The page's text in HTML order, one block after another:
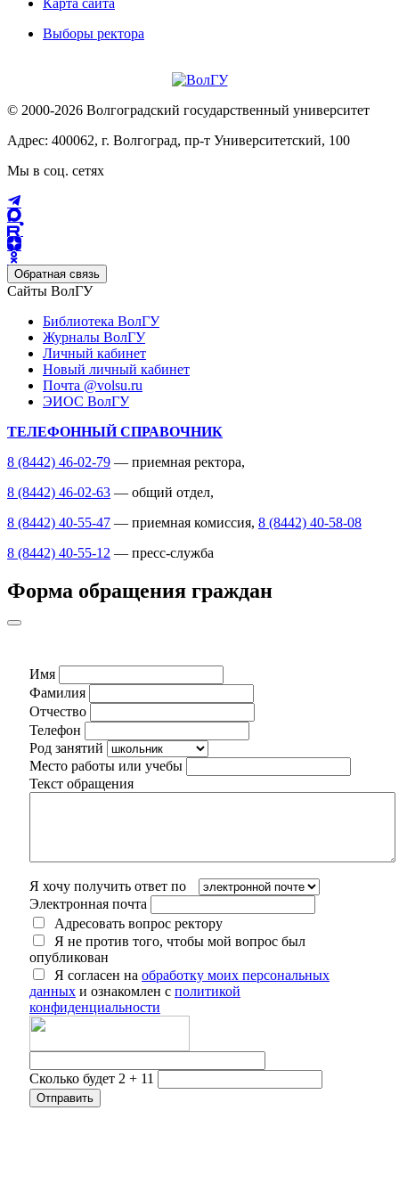
Выборы ректора
© 2000-2026 Волгоградский государственный университет
Адрес: 400062, г. Волгоград, пр-т Университетский, 100
Мы в соц. сетях
Обратная связь
Сайты ВолГУ
Библиотека ВолГУ
Журналы ВолГУ
Личный кабинет
Новый личный кабинет
Почта @volsu.ru
ЭИОС ВолГУ
ТЕЛЕФОННЫЙ СПРАВОЧНИК
8 (8442) 46-02-79 — приемная ректора,
8 (8442) 46-02-63 — общий отдел,
8 (8442) 40-55-47 — приемная комиссия, 8 (8442) 40-58-08
8 (8442) 40-55-12 — пресс-служба
Форма обращения граждан
Имя
Фамилия
Отчество
Телефон
Род занятий
Место работы или учебы
Текст обращения
Я хочу получить ответ по
Электронная почта
Адресовать вопрос ректору
Я не против того, чтобы мой вопрос был
опубликован
Я согласен на обработку моих персональных
данных и ознакомлен с политикой
конфиденциальности
Сколько будет 2 + 11